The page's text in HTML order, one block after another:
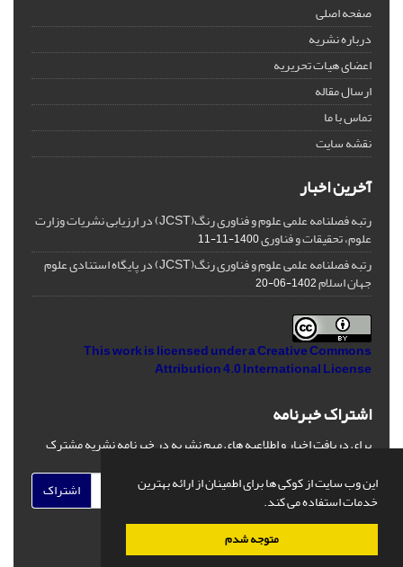
این وب سایت از کوکی ها برای اطمینان از ارائه بهترین
خدمات استفاده می کند.
متوجه شدم
صفحه اصلی
درباره نشریه
اعضای هیات تحریریه
ارسال مقاله
تماس با ما
نقشه سایت
آخرین اخبار
رتبه فصلنامه علمی علوم و فناوری رنگ(JCST) در ارزیابی نشریات وزارت
علوم، تحقیقات و فناوری1400-11-11
رتبه فصلنامه علمی علوم و فناوری رنگ(JCST) در پایگاه استنادی علوم
جهان اسلام1402-06-20
This work is licensed under aCreative Commons
Attribution 4.0 International License
اشتراک خبرنامه
برای دریافت اخبار و اطلاعیه های مهم نشریه در خبرنامه نشریه مشترک
اشتراک